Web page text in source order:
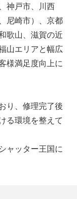
神戸市、川西
尼崎市）、京都
歌山、滋賀の近
山エリアと幅広
様満足度向上に
り、修理完了後
る環境を整えて
ャッター王国に